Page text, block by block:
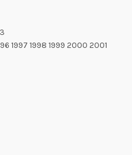
1997 1998 1999 2000 2001